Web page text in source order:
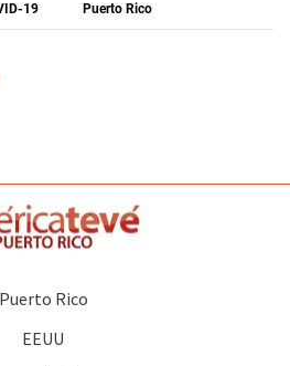
19 Puerto Rico
Puerto Rico
EEUU